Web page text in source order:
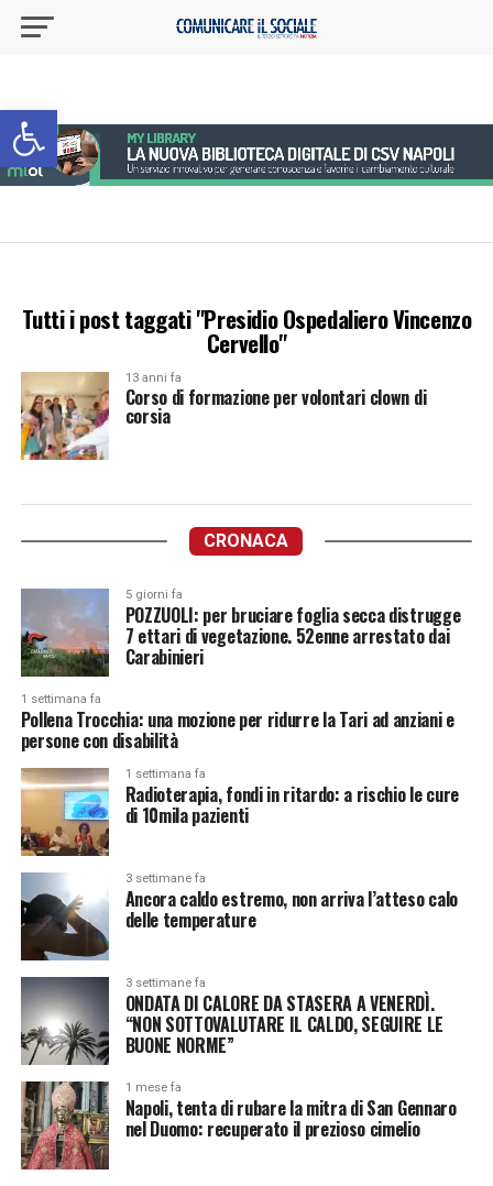
Apri la barra degli strumenti
Tutti i post taggati "Presidio Ospedaliero Vincenzo
Cervello"
13 anni fa
Corso di formazione per volontari clown di
corsia
CRONACA
5 giorni fa
POZZUOLI: per bruciare foglia secca distrugge
7 ettari di vegetazione. 52enne arrestato dai
Carabinieri
1 settimana fa
Pollena Trocchia: una mozione per ridurre la Tari ad anziani e
persone con disabilità
1 settimana fa
Radioterapia, fondi in ritardo: a rischio le cure
di 10mila pazienti
3 settimane fa
Ancora caldo estremo, non arriva l’atteso calo
delle temperature
3 settimane fa
ONDATA DI CALORE DA STASERA A VENERDÌ.
“NON SOTTOVALUTARE IL CALDO, SEGUIRE LE
BUONE NORME”
1 mese fa
Napoli, tenta di rubare la mitra di San Gennaro
nel Duomo: recuperato il prezioso cimelio